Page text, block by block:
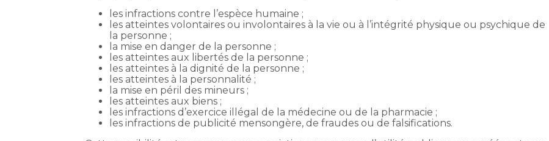
les infractions contre l’espèce humaine ;
les atteintes volontaires ou involontaires à la vie ou à l’intégrité physique ou psychique de
la personne ;
la mise en danger de la personne ;
les atteintes aux libertés de la personne ;
les atteintes à la dignité de la personne ;
les atteintes à la personnalité ;
la mise en péril des mineurs ;
les atteintes aux biens ;
les infractions d’exercice illégal de la médecine ou de la pharmacie ;
les infractions de publicité mensongère, de fraudes ou de falsifications.